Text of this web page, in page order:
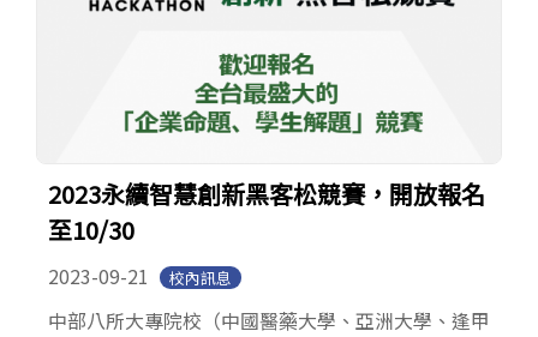
2023永續智慧創新黑客松競賽，開放報名
至10/30
2023-09-21 校內訊息
中部八所大專院校（中國醫藥大學、亞洲大學、逢甲